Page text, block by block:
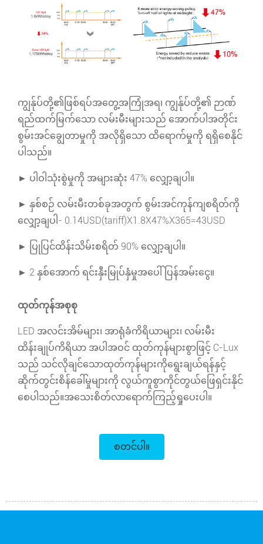
ကျွန်ုပ်တို့၏ဖြစ်ရပ်အတွေ့အကြုံအရ၊ ကျွန်ုပ်တို့၏ ဉာဏ်
ရည်ထက်မြက်သော လမ်းမီးများသည် အောက်ပါအတိုင်း
စွမ်းအင်ချွေတာမှုကို အလိုရှိသော ထိရောက်မှုကို ရရှိစေနိုင်
ပါသည်။
► ပါဝါသုံးစွဲမှုကို အများဆုံး 47% လျှော့ချပါ။
► နှစ်စဉ် လမ်းမီးတစ်ခုအတွက် စွမ်းအင်ကုန်ကျစရိတ်ကို
လျှော့ချပါ- 0.14USD(tariff)X1.8X47%X365=43USD
► ပြုပြင်ထိန်းသိမ်းစရိတ် 90% လျှော့ချပါ။
► 2 နှစ်အောက် ရင်းနှီးမြုပ်နှံမှုအပေါ် ပြန်အမ်းငွေ။
ထုတ်ကုန်အစုစု
LED အလင်းအိမ်များ၊ အာရုံခံကိရိယာများ၊ လမ်းမီး
ထိန်းချုပ်ကိရိယာ အပါအဝင် ထုတ်ကုန်များစွာဖြင့် C-Lux
သည် သင်လိုချင်သောထုတ်ကုန်များကိုရွေးချယ်ရန်နှင့်
ဆိုက်တွင်းစိန်ခေါ်မှုများကို လွယ်ကူစွာကိုင်တွယ်ဖြေရှင်းနိုင်
စေပါသည်။အသေးစိတ်လာရောက်ကြည့်ရှုပေးပါ။
စတင်ပါ။